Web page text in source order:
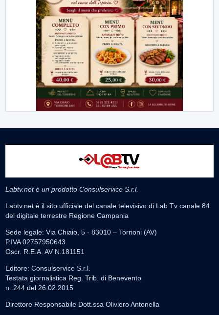
Labtv.net è un prodotto Consulservice S.r.l.
Labtv.net è il sito ufficiale del canale televisivo di Lab Tv canale 84
del digitale terrestre Regione Campania
Sede legale: Via Chiaio, 5 - 83010 – Torrioni (AV)
P.IVA 02757950643
Oscr. R.E.A. AV N.181151
Editore: Consulservice S.r.l.
Testata giornalistica Reg. Trib. di Benevento
n. 244 del 26.02.2015
Direttore Responsabile Dott.ssa Oliviero Antonella